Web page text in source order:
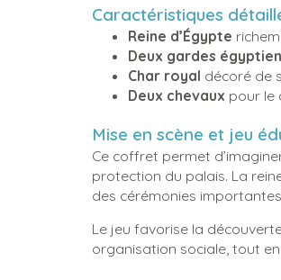
Caractéristiques
Reine d’Égypte
Deux gardes
Char royal décoré de
Deux chevaux pour le
Mise en scène et jeu
Ce coffret permet
protection du palais. La
des cérémonies
Le jeu favorise la
organisation sociale, tout